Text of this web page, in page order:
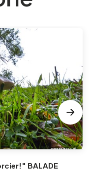
BALADE